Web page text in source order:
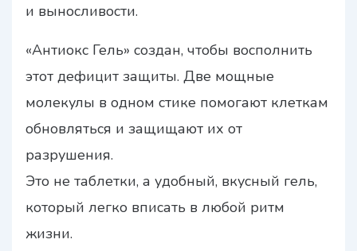
и выносливости.
«Антиокс Гель» создан, чтобы восполнить
этот дефицит защиты. Две мощные
молекулы в одном стике помогают клеткам
обновляться и защищают их от
разрушения.
Это не таблетки, а удобный, вкусный гель,
который легко вписать в любой ритм
жизни.